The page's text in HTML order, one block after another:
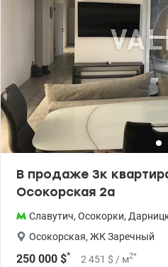
В продаже 3к
Осокорская 2а
Славутич, Осокорки,
Осокорская, ЖК Заречный
250 000 $* 2 451 $ / м2*